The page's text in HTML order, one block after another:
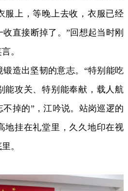
服上，等晚上去收，衣服已经
直接断掉了。”回想起当时刚
。
造出坚韧的意志。“特别能吃
能攻关、特别能奉献，载人航
掉的”，江吟说。站岗巡逻的
地挂在礼堂里，久久地印在视
。